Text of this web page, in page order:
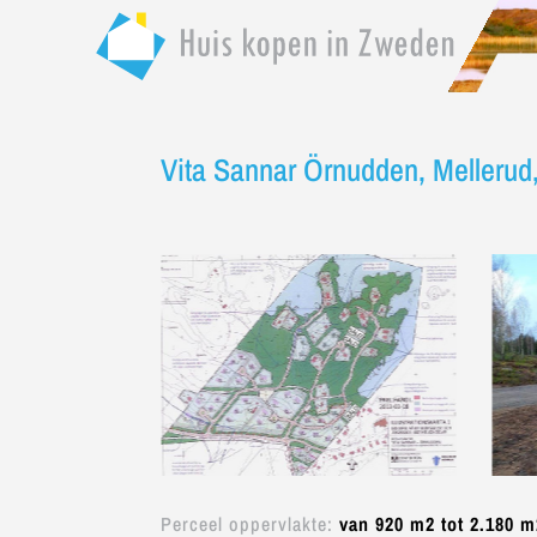
Vita Sannar Örnudden,
Perceel oppervlakte: van 920 m2 tot 2.180